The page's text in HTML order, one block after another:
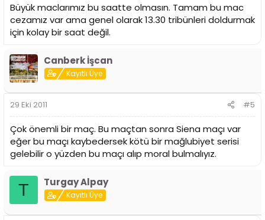
Büyük maclarımız bu saatte olmasın. Tamam bu mac
cezamız var ama genel olarak 13.30 tribünleri doldurmak
için kolay bir saat değil.
Canberk İşcan
Kayıtlı Üye
29 Eki 2011 #5
Çok önemli bir maç. Bu maçtan sonra Siena maçı var
eğer bu maçı kaybedersek kötü bir mağlubiyet serisi
gelebilir o yüzden bu maçı alıp moral bulmalıyız.
T Turgay Alpay
Kayıtlı Üye